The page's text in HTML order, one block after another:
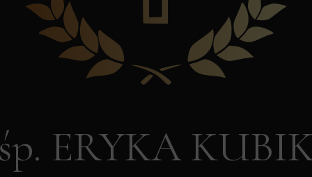
e-Nekrologi
śp. ERYKA